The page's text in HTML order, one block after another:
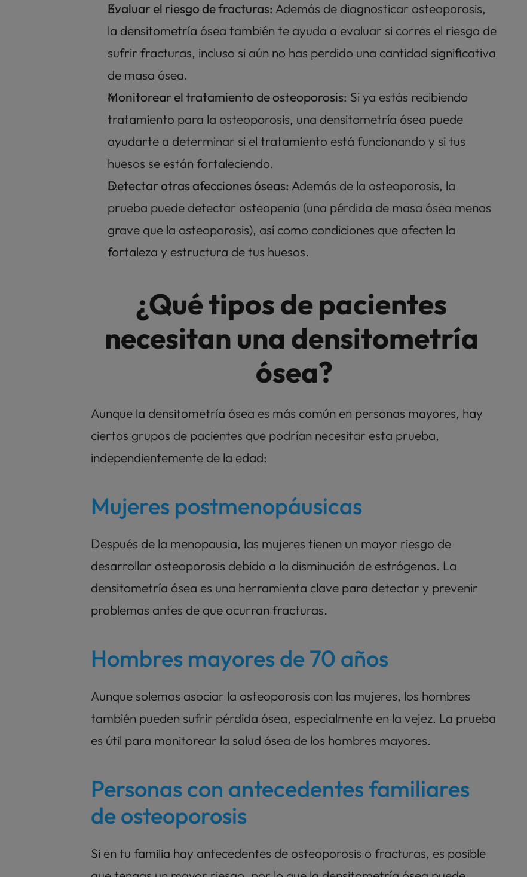
Evaluar el riesgo de fracturas: Además de diagnosticar osteoporosis,
la densitometría ósea también te ayuda a evaluar si corres el riesgo de
sufrir fracturas, incluso si aún no has perdido una cantidad significativa
de masa ósea.
Monitorear el tratamiento de osteoporosis: Si ya estás recibiendo
tratamiento para la osteoporosis, una densitometría ósea puede
ayudarte a determinar si el tratamiento está funcionando y si tus
huesos se están fortaleciendo.
Detectar otras afecciones óseas: Además de la osteoporosis, la
prueba puede detectar osteopenia (una pérdida de masa ósea menos
grave que la osteoporosis), así como condiciones que afecten la
fortaleza y estructura de tus huesos.
¿Qué tipos de pacientes
necesitan una densitometría
ósea?
Aunque la densitometría ósea es más común en personas mayores, hay
ciertos grupos de pacientes que podrían necesitar esta prueba,
independientemente de la edad:
Mujeres postmenopáusicas
Después de la menopausia, las mujeres tienen un mayor riesgo de
desarrollar osteoporosis debido a la disminución de estrógenos. La
densitometría ósea es una herramienta clave para detectar y prevenir
problemas antes de que ocurran fracturas.
Hombres mayores de 70 años
Aunque solemos asociar la osteoporosis con las mujeres, los hombres
también pueden sufrir pérdida ósea, especialmente en la vejez. La prueba
es útil para monitorear la salud ósea de los hombres mayores.
Personas con antecedentes familiares
de osteoporosis
Si en tu familia hay antecedentes de osteoporosis o fracturas, es posible